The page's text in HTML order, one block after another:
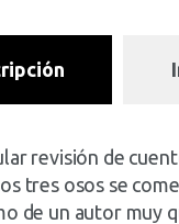
revisión de
tres osos se
de un autor muy